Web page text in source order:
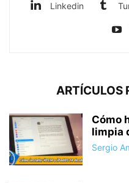
Linkedin
ARTÍCULOS
Cómo
limpia
Sergio